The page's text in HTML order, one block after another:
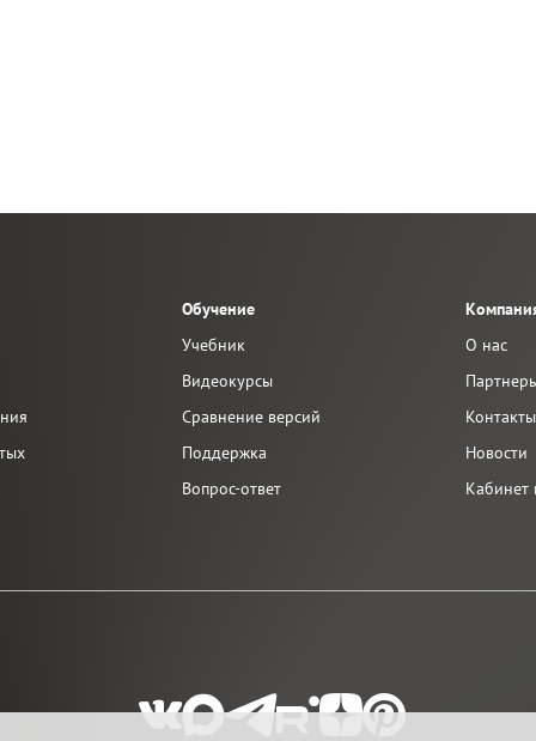
Обучение
Учебник
Видеокурсы
Сравнение версий
Поддержка
Вопрос-ответ
О нас
Контакты
Новости
Кабинет